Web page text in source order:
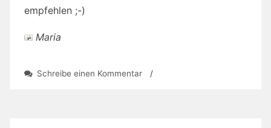
empfehlen ;-)
Maria
Schreibe einen Kommentarzu /